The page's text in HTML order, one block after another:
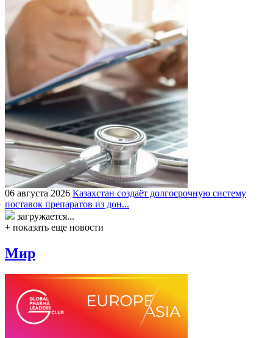
06 августа 2026 Казахстан создаёт долгосрочную систему
поставок препаратов из дон...
загружается...
+ показать еще новости
Мир